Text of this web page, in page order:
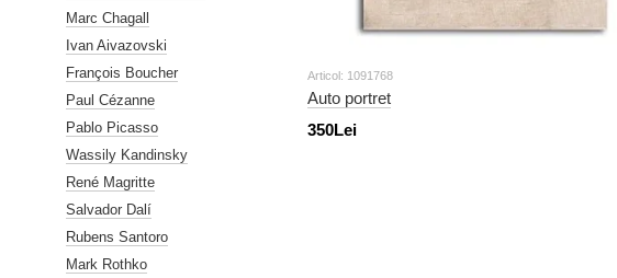
Articol: 1091768
Auto portret
350Lei
Marc Chagall
Ivan Aivazovski
François Boucher
Paul Cézanne
Pablo Picasso
Wassily Kandinsky
René Magritte
Salvador Dalí
Rubens Santoro
Mark Rothko